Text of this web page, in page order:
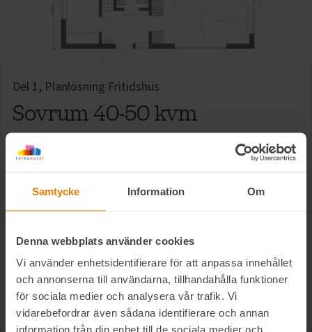
Samtycke Information Om
Denna webbplats använder cookies
Vi använder enhetsidentifierare för att anpassa innehållet
och annonserna till användarna, tillhandahålla funktioner
för sociala medier och analysera vår trafik. Vi
vidarebefordrar även sådana identifierare och annan
information från din enhet till de sociala medier och
Del 1, Planlösning Fritidshus
Sovrum 40-50 kvm